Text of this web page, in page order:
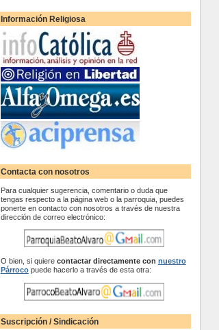
Información Religiosa
Contacta con nosotros
Para cualquier sugerencia, comentario o duda que
tengas respecto a la página web o la parroquia, puedes
ponerte en contacto con nosotros a través de nuestra
dirección de correo electrónico:
O bien, si quiere contactar directamente con nuestro
Párrocopuede hacerlo a través de esta otra:
Suscripción / Sindicación